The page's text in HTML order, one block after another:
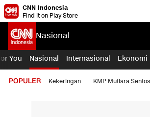
CNN Indonesia
Find it on Play Store
Nasional
You Nasional Internasional Ekonomi
POPULER Kekeringan KMP Mutiara